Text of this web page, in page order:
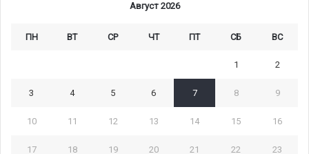
Август 2026
ПН ВТ СР ЧТ ПТ СБ ВС
1 2
3 4 5 6 7 8 9
10 11 12 13 14 15 16
17 18 19 20 21 22 23